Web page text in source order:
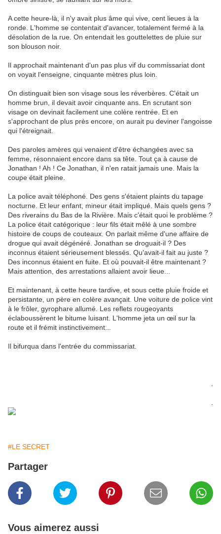
A cette heure-là, il n'y avait plus âme qui vive, cent lieues à la
ronde. L'homme se contentait d'avancer, totalement fermé à la
désolation de la rue. On entendait les gouttelettes de pluie sur
son blouson noir.
Il approchait maintenant d'un pas plus vif du commissariat dont
on voyait l'enseigne, cinquante mètres plus loin.
On distinguait bien son visage sous les réverbères. C'était un
homme brun, il devait avoir cinquante ans. En scrutant son
visage on devinait facilement une colère rentrée. Et en
s'approchant de plus près encore, on aurait pu deviner l'angoisse
qui l'étreignait.
Des paroles amères qui venaient d'être échangées avec sa
femme, résonnaient encore dans sa tête. Tout ça à cause de
Jonathan ! Ah ! Ce Jonathan, il n'en ratait jamais une. Mais la
coupe était pleine.
La police avait téléphoné. Des gens s'étaient plaints du tapage
nocturne. Et leur enfant, mineur était impliqué. Mais quels gens ?
Des riverains du Bas de la Rivière. Mais c'était quoi le problème ?
La police était catégorique : leur fils était mêlé à une sombre
histoire de coups de couteaux. On parlait même d'une affaire de
drogue qui avait dégénéré. Jonathan se droguait-il ? Des
inconnus étaient sérieusement blessés. Qu'avait-il fait au juste ?
Des inconnus étaient en fuite. Et où pouvait-il être maintenant ?
Mais attention, des arrestations allaient avoir lieue...
Et maintenant, à cette heure tardive, et sous cette pluie froide et
persistante, un père en colère avançait. Une voiture de police vint
à le frôler, gyrophare allumé. Les reflets rougeoyants
éclaboussèrent le bitume luisant. L'homme jeta un œil sur la
route et il frémit instinctivement...
Il bifurqua dans l'entrée du commissariat.
#LE SECRET
Partager
Vous aimerez aussi